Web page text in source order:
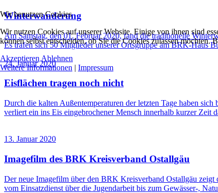
Winterwanderung
Am Samstag, den 01. Februar 2020, fand die traditionelle
Es trafen sich 50 Mitglieder unserer Ortsgruppe am BRK-Haus
24. Januar 2020
Eisflächen tragen noch nicht
Durch die kalten Außentemperaturen der letzten Tage haben
verliert ein ins Eis eingebrochener Mensch innerhalb kurzer Zeit
13. Januar 2020
Imagefilm des BRK Kreisverband Ostallgäu
Der neue Imagefilm über den BRK Kreisverband Ostallgäu zeigt
vom Einsatzdienst über die Jugendarbeit bis zum Gewässer-,
Wir benutzen Cookies
Wir nutzen Cookies auf unserer Website. Einige von ihnen sind
können selbst entscheiden, ob Sie die Cookies zulassen
Akzeptieren Ablehnen
Weitere Informationen | Impressum